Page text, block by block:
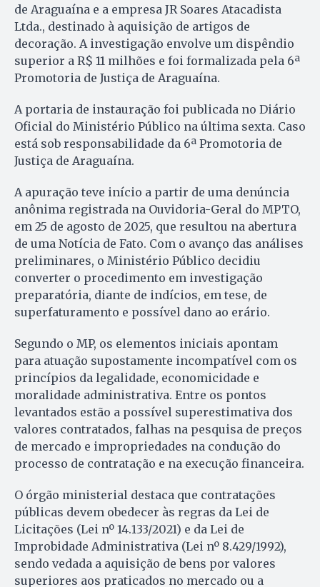
de Araguaína e a empresa JR Soares Atacadista
Ltda., destinado à aquisição de artigos de
decoração. A investigação envolve um dispêndio
superior a R$ 11 milhões e foi formalizada pela 6ª
Promotoria de Justiça de Araguaína.
A portaria de instauração foi publicada no Diário
Oficial do Ministério Público na última sexta. Caso
está sob responsabilidade da 6ª Promotoria de
Justiça de Araguaína.
A apuração teve início a partir de uma denúncia
anônima registrada na Ouvidoria-Geral do MPTO,
em 25 de agosto de 2025, que resultou na abertura
de uma Notícia de Fato. Com o avanço das análises
preliminares, o Ministério Público decidiu
converter o procedimento em investigação
preparatória, diante de indícios, em tese, de
superfaturamento e possível dano ao erário.
Segundo o MP, os elementos iniciais apontam
para atuação supostamente incompatível com os
princípios da legalidade, economicidade e
moralidade administrativa. Entre os pontos
levantados estão a possível superestimativa dos
valores contratados, falhas na pesquisa de preços
de mercado e impropriedades na condução do
processo de contratação e na execução financeira.
O órgão ministerial destaca que contratações
públicas devem obedecer às regras da Lei de
Licitações (Lei nº 14.133/2021) e da Lei de
Improbidade Administrativa (Lei nº 8.429/1992),
sendo vedada a aquisição de bens por valores
superiores aos praticados no mercado ou a